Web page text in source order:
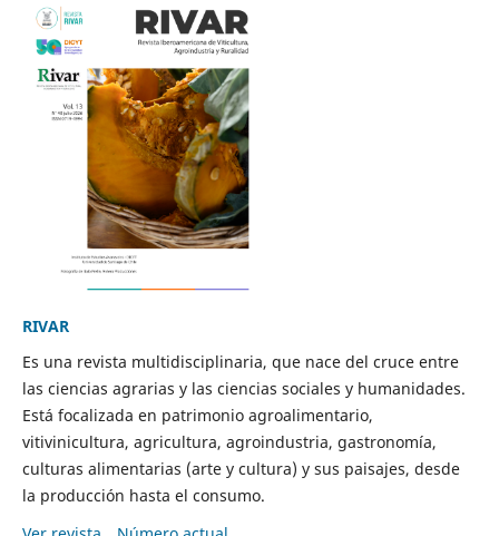
RIVAR
Es una revista multidisciplinaria, que nace del cruce entre
las ciencias agrarias y las ciencias sociales y humanidades.
Está focalizada en patrimonio agroalimentario,
vitivinicultura, agricultura, agroindustria, gastronomía,
culturas alimentarias (arte y cultura) y sus paisajes, desde
la producción hasta el consumo.